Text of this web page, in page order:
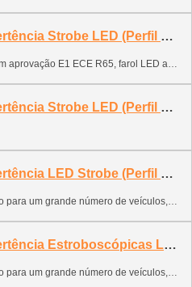
Luzes de Advertência Strobe LED (Perfil Médio)
de veículos, desde carros até vans, caminhões pesados, veículos utilitários, caminhões de lixo e reciclagem, varredores de rua, agrícolas, até escavadeiras.
Luzes de Advertência Strobe LED (Perfil Médio)
Luzes de Advertência LED Strobe (Perfil Médio)
e vans, caminhões pesados, veículos utilitários, caminhões de lixo e reciclagem, varredores de rua, agrícolas, até escavadeiras.
Luzes de Advertência Estroboscópicas LED (Perfil Alto)
e vans, caminhões pesados, veículos utilitários, caminhões de lixo e reciclagem, varredores de rua, agrícolas, até escavadeiras.